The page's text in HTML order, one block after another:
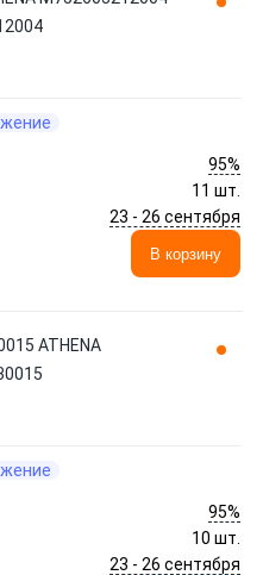
95%
11 шт.
23 - 26 сентября
В корзину
ATHENA
95%
10 шт.
23 - 26 сентября